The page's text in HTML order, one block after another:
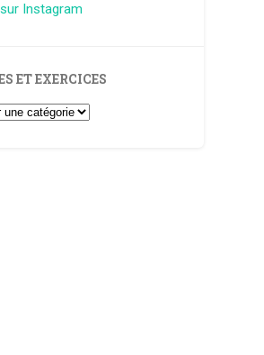
Instagram
ET EXERCICES